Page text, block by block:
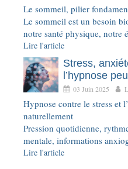
Le sommeil, pilier
Le sommeil est un besoin
notre santé physique, notre
Lire l'article
Stress,
l’hypnose
le calme
03 Juin 2025
Hypnose contre le stress et
naturellement
Pression quotidienne,
mentale, informations
Lire l'article